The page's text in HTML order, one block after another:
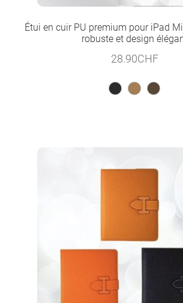
Étui en cuir PU premium pour iPad
robuste et design
28.90CHF